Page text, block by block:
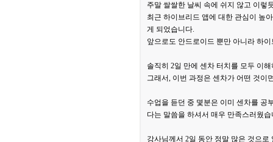
주말 쌀쌀한 날씨 속에 쉬지 않고 이렇
최근 하이브리드 앱에 대한 관심이 높
게 되었습니다.
앞으로도 안드로이드 뿐만 아니라 하
솔직히 2일 만에 센차 터치를 모두 이
그래서, 이번 과정은 센차가 어떤 것이
수업을 듣던 중 몇분은 이미 센차를 공
다는 말씀을 하셔서 매우 만족스러웠습
강사님께서 2일 동안 정말 많은 것으